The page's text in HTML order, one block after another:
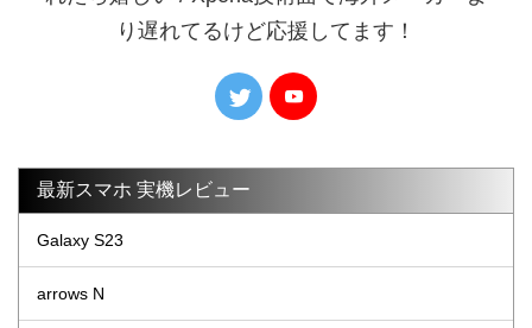
り遅れてるけど応援してます！
最新スマホ 実機レビュー
Galaxy S23
arrows N